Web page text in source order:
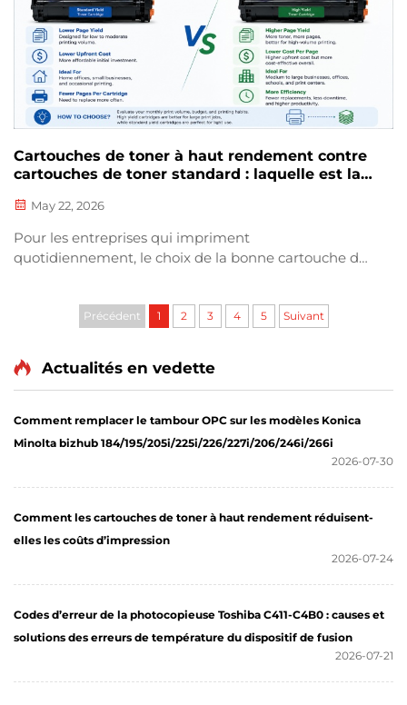
remplissage noir inégal ou les images ternes.
Cartouches de toner à haut rendement contre
cartouches de toner standard : laquelle est la
May 22, 2026
Pour les entreprises qui impriment
quotidiennement, le choix de la bonne cartouche de
cartouches standard, sans toujours bien en
compatibles avec les mêmes modèles
d’imprimantes, ces deux...
Précédent 1 2 3 4 5 Suivant
Actualités en vedette
Comment remplacer le tambour OPC sur les modèles Konica
Minolta bizhub 184/195/205i/225i/226/227i/206/246i/266i
2026-07-30
Comment les cartouches de toner à haut rendement réduisent-
elles les coûts d’impression
2026-07-24
Codes d’erreur de la photocopieuse Toshiba C411-C4B0 : causes et
solutions des erreurs de température du dispositif de fusion
2026-07-21